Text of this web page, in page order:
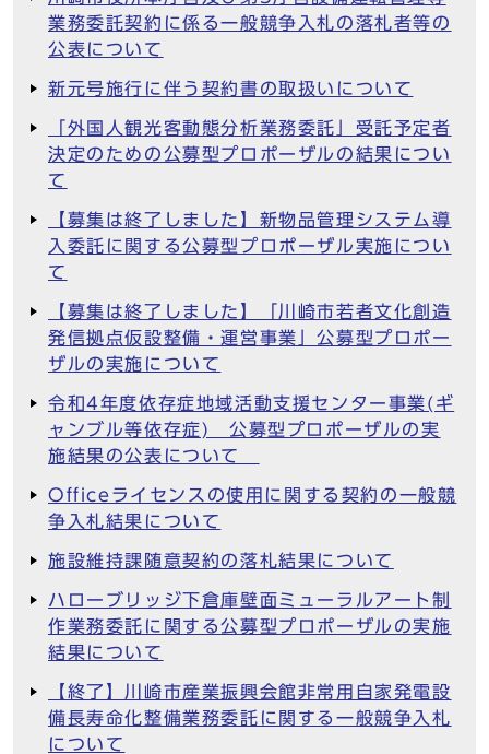
業務委託契約に係る一般競争入札の落札者等の
公表について
新元号施行に伴う契約書の取扱いについて
「外国人観光客動態分析業務委託」受託予定者
決定のための公募型プロポーザルの結果につい
て
【募集は終了しました】新物品管理システム導
入委託に関する公募型プロポーザル実施につい
て
【募集は終了しました】「川崎市若者文化創造
発信拠点仮設整備・運営事業」公募型プロポー
ザルの実施について
令和4年度依存症地域活動支援センター事業(ギ
ャンブル等依存症) 公募型プロポーザルの実
施結果の公表について
Officeライセンスの使用に関する契約の一般競
争入札結果について
施設維持課随意契約の落札結果について
ハローブリッジ下倉庫壁面ミューラルアート制
作業務委託に関する公募型プロポーザルの実施
結果について
【終了】川崎市産業振興会館非常用自家発電設
備長寿命化整備業務委託に関する一般競争入札
について